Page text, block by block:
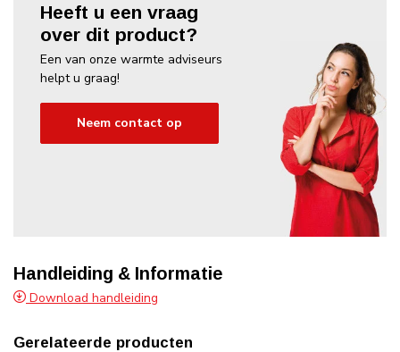
Heeft u een vraag
over dit product?
Een van onze warmte adviseurs
helpt u graag!
Neem contact op
Handleiding & Informatie
Download handleiding
Gerelateerde producten